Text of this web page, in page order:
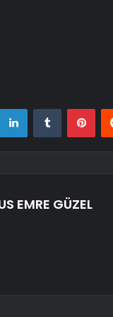
LinkedInTumblr
EMRE GÜZEL